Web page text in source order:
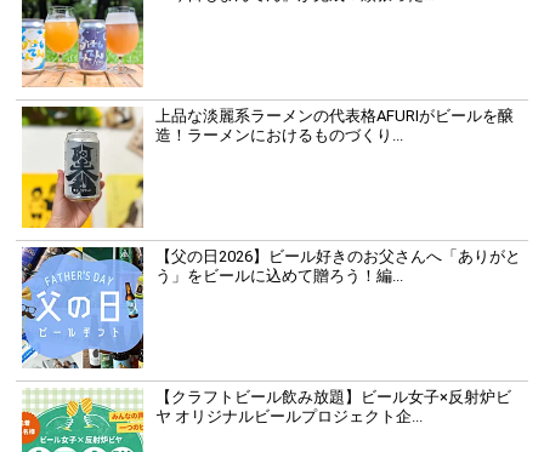
上品な淡麗系ラーメンの代表格AFURIがビールを醸
造！ラーメンにおけるものづくり...
【父の日2026】ビール好きのお父さんへ「ありがと
う」をビールに込めて贈ろう！編...
【クラフトビール飲み放題】ビール女子×反射炉ビ
ヤ オリジナルビールプロジェクト企...